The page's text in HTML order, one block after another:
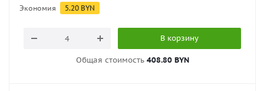
Экономия 5.20 BYN
В корзину
Общая стоимость 408.80 BYN